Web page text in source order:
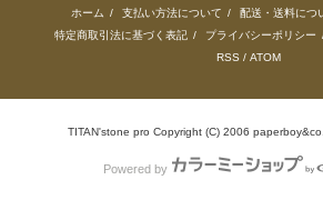
ホーム / 支払い方法について / 配送・送料につ
特定商取引法に基づく表記 / プライバシーポリシー
RSS / ATOM
TITAN'stone pro Copyright (C) 2006
Powered by